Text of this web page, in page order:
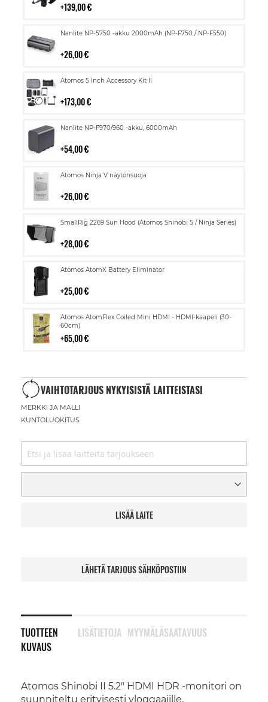
139,00 €
Nanlite NP-5750 -akku 2000mAh (NP-F750 / NP-F550)
26,00 €
Lisää
Atomos 5 Inch Accessory Kit II
173,00 €
Lisää
Nanlite NP-F970/960 -akku, 6000mAh
54,00 €
Lisää
Atomos Ninja V näytönsuoja
26,00 €
Lisää
SmallRig 2269 Sun Hood (Atomos Shinobi 5 / Ninja Series)
28,00 €
Lisää
Atomos AtomX Battery Eliminator
25,00 €
Lisää
Atomos AtomFlex Coiled Mini HDMI - HDMI-kaapeli (30-
60cm)
65,00 €
Lisää
ostoskoriin
VAIHTOTARJOUS NYKYISISTÄ LAITTEISTASI
MERKKI JA MALLI
KUNTOLUOKITUS
LISÄÄ LAITE
LÄHETÄ TARJOUS SÄHKÖPOSTIIN
TUOTTEEN
KUVAUS
Atomos Shinobi II 5.2" HDMI HDR -monitori on
suunniteltu erityisesti vloggaajille,
LISÄTIETOJA MYYMÄLÄSAATAVUUS